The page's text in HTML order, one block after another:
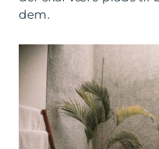
dem.